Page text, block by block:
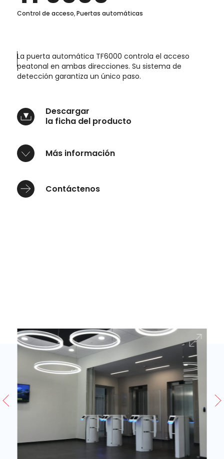
Control de acceso,Puertas automáticas
La puerta automática TF6000 controla el acceso
peatonal en ambas direcciones. Su sistema de
detección garantiza un único paso.
Descargar
la ficha del producto
Más información
Contáctenos